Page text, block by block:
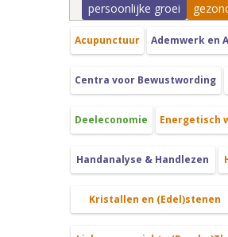
persoonlijke groei
Acupunctuur Ademwerk en
Centra voor Bewustwording
Deeleconomie Energetisch
Handanalyse & Handlezen
Kristallen en (Edel)stenen